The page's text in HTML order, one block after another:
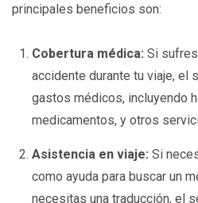
principales beneficios son:
Cobertura médica: Si
accidente durante tu viaje, el
gastos médicos, incluyendo
medicamentos, y otros
Asistencia en viaje: Si
como ayuda para buscar un
necesitas una traducción, el